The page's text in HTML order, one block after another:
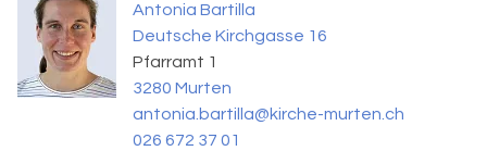
Antonia Bartilla
Deutsche Kirchgasse 16
Pfarramt 1
3280 Murten
antonia.bartilla@kirche-murten.ch
026 672 37 01